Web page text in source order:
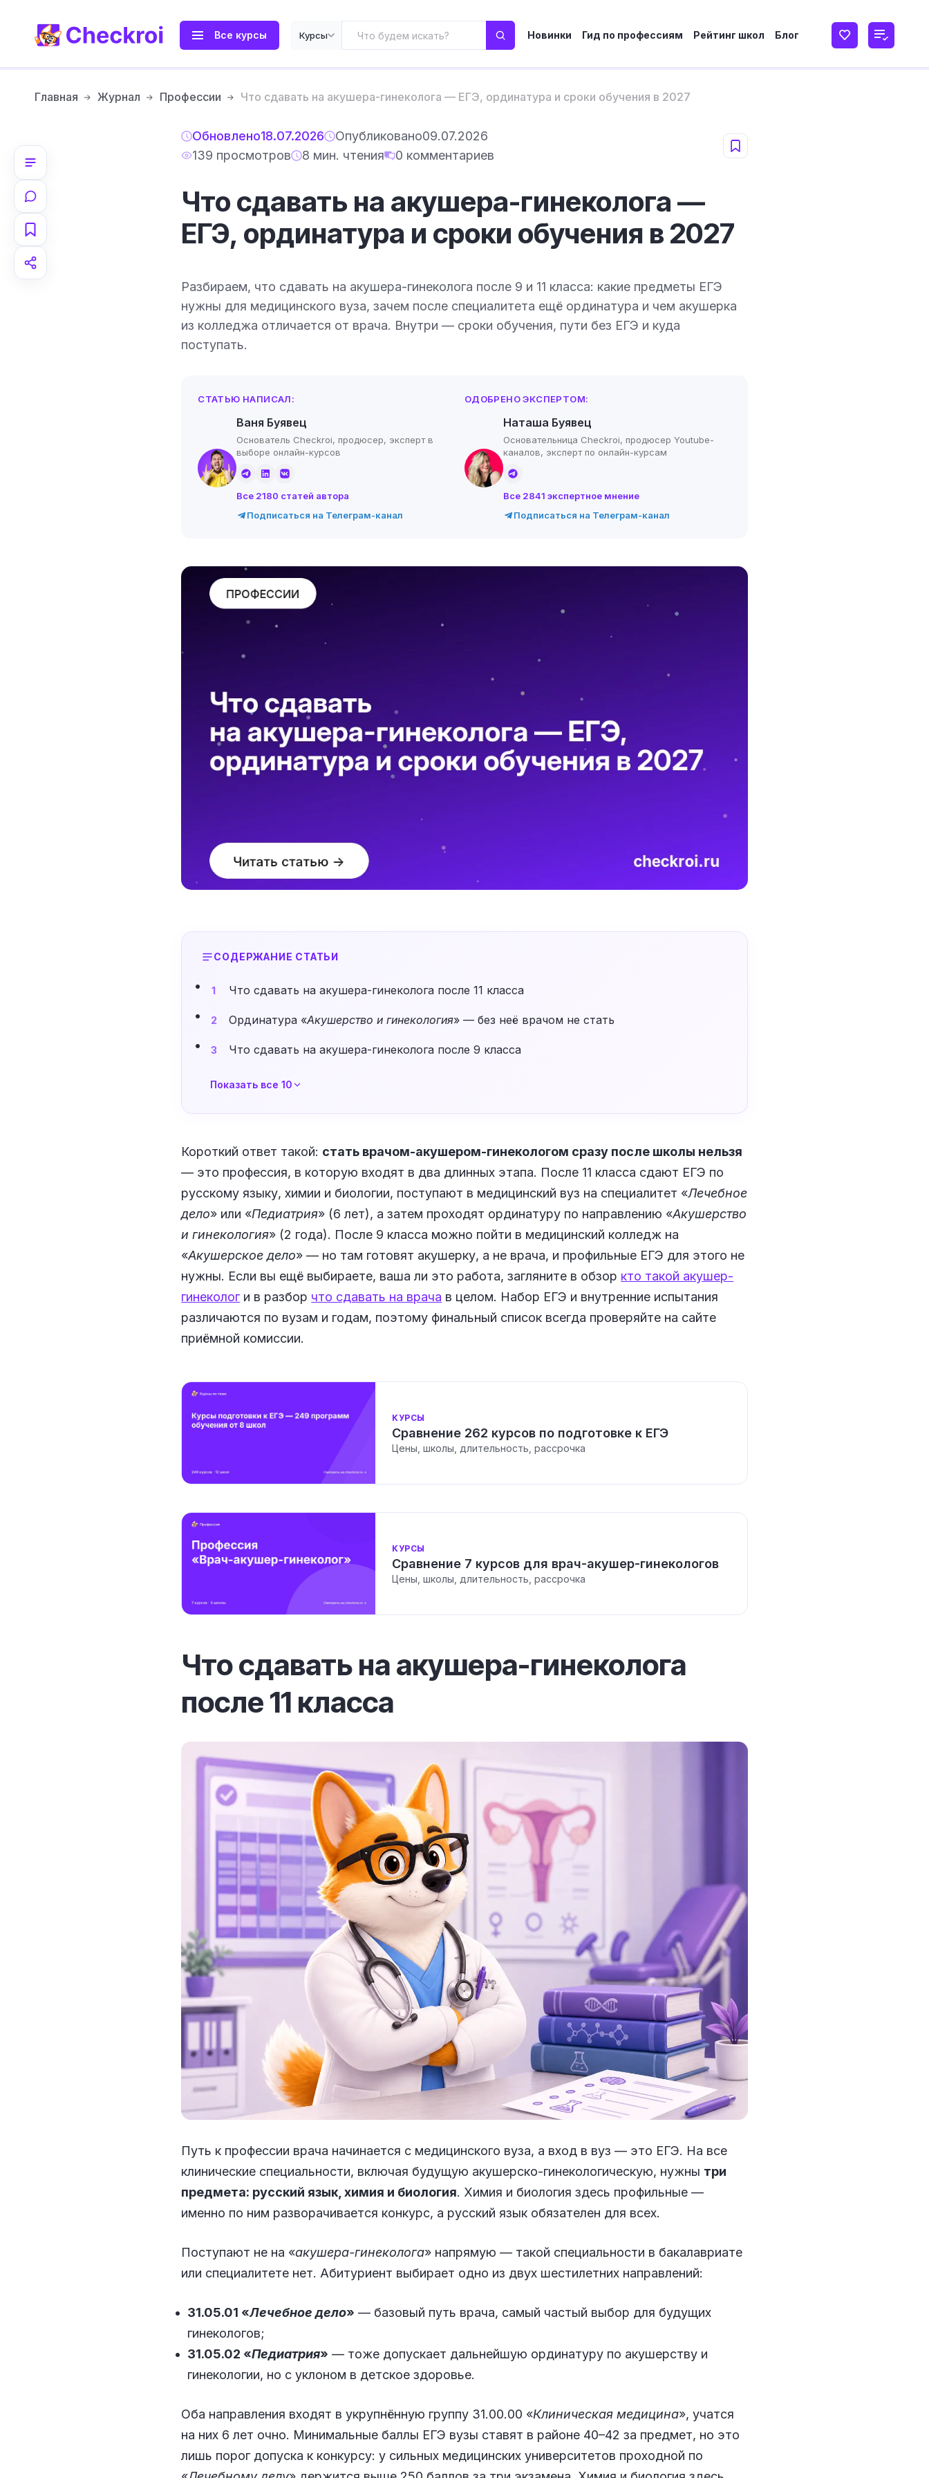
Все курсы Курсы Новинки Гид по профессиям Рейтинг школ Блог
Главная Журнал Профессии Что сдавать на акушера-гинеколога — ЕГЭ, ординатура и сроки обучения в 2027
Обновлено18.07.2026 Опубликовано09.07.2026
139 просмотров
8 мин. чтения 0 комментариев
Что сдавать на акушера-гинеколога —
ЕГЭ, ординатура и сроки обучения в 2027
Разбираем, что сдавать на акушера-гинеколога после 9 и 11 класса: какие предметы ЕГЭ
нужны для медицинского вуза, зачем после специалитета ещё ординатура и чем акушерка
из колледжа отличается от врача. Внутри — сроки обучения, пути без ЕГЭ и куда
поступать.
СТАТЬЮ НАПИСАЛ:
Ваня Буявец
Основатель Checkroi, продюсер, эксперт в
выборе онлайн-курсов
Все 2180 статей автора
Подписаться на Телеграм-канал
ОДОБРЕНО ЭКСПЕРТОМ:
Наташа Буявец
Основательница Checkroi, продюсер Youtube-
каналов, эксперт по онлайн-курсам
Все 2841 экспертное мнение
Подписаться на Телеграм-канал
СОДЕРЖАНИЕ СТАТЬИ
1 Что сдавать на акушера-гинеколога после 11 класса
2 Ординатура «Акушерство и гинекология» — без неё врачом не стать
3 Что сдавать на акушера-гинеколога после 9 класса
Показать все 10
Короткий ответ такой: стать врачом-акушером-гинекологом сразу после школы нельзя
— это профессия, в которую входят в два длинных этапа. После 11 класса сдают ЕГЭ по
русскому языку, химии и биологии, поступают в медицинский вуз на специалитет «Лечебное
дело» или «Педиатрия» (6 лет), а затем проходят ординатуру по направлению «Акушерство
и гинекология» (2 года). После 9 класса можно пойти в медицинский колледж на
«Акушерское дело» — но там готовят акушерку, а не врача, и профильные ЕГЭ для этого не
нужны. Если вы ещё выбираете, ваша ли это работа, загляните в обзор кто такой акушер-
гинекологи в разбор что сдавать на врача в целом. Набор ЕГЭ и внутренние испытания
различаются по вузам и годам, поэтому финальный список всегда проверяйте на сайте
приёмной комиссии.
КУРСЫ
Сравнение 262 курсов по подготовке к ЕГЭ
Цены, школы, длительность, рассрочка
КУРСЫ
Сравнение 7 курсов для врач-акушер-гинекологов
Цены, школы, длительность, рассрочка
Что сдавать на акушера-гинеколога
после 11 класса
Путь к профессии врача начинается с медицинского вуза, а вход в вуз — это ЕГЭ. На все
клинические специальности, включая будущую акушерско-гинекологическую, нужны три
предмета: русский язык, химия и биология. Химия и биология здесь профильные —
именно по ним разворачивается конкурс, а русский язык обязателен для всех.
Поступают не на «акушера-гинеколога» напрямую — такой специальности в бакалавриате
или специалитете нет. Абитуриент выбирает одно из двух шестилетних направлений:
31.05.01 «Лечебное дело» — базовый путь врача, самый частый выбор для будущих
гинекологов;
31.05.02 «Педиатрия» — тоже допускает дальнейшую ординатуру по акушерству и
гинекологии, но с уклоном в детское здоровье.
Оба направления входят в укрупнённую группу 31.00.00 «Клиническая медицина», учатся
на них 6 лет очно. Минимальные баллы ЕГЭ вузы ставят в районе 40–42 за предмет, но это
лишь порог допуска к конкурсу: у сильных медицинских университетов проходной по